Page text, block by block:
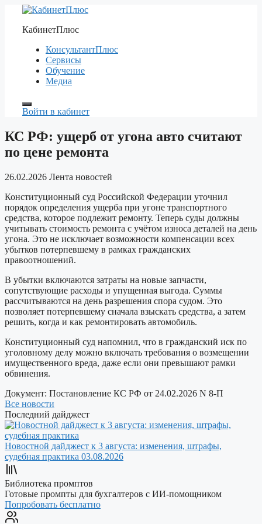
Перейти
содержимому
КабинетПлюс
КонсультантПлюс
Сервисы
Обучение
Медиа
Войти в кабинет
КС РФ: ущерб от угона авто считают
по цене ремонта
26.02.2026 Лента новостей
Конституционный суд Российской Федерации уточнил
порядок определения ущерба при угоне транспортного
средства, которое подлежит ремонту. Теперь суды должны
учитывать стоимость ремонта с учётом износа деталей на день
угона. Это не исключает возможности компенсации всех
убытков потерпевшему в рамках гражданских
правоотношений.
В убытки включаются затраты на новые запчасти,
сопутствующие расходы и упущенная выгода. Суммы
рассчитываются на день разрешения спора судом. Это
позволяет потерпевшему сначала взыскать средства, а затем
решить, когда и как ремонтировать автомобиль.
Конституционный суд напомнил, что в гражданский иск по
уголовному делу можно включать требования о возмещении
имущественного вреда, даже если они превышают рамки
обвинения.
Документ: Постановление КС РФ от 24.02.2026 N 8-П
Все новости
Последний дайджест
Новостной дайджест к 3 августа: изменения, штрафы,
судебная практика 03.08.2026
Библиотека промптов
Готовые промпты для бухгалтеров с ИИ-помощником
Попробовать бесплатно